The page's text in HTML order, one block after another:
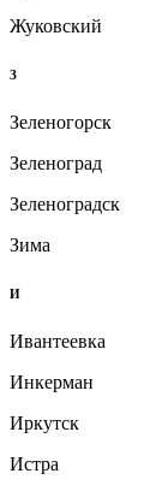
Жуковский
З
Зеленогорск
Зеленоград
Зеленоградск
Зима
И
Ивантеевка
Инкерман
Иркутск
Истра